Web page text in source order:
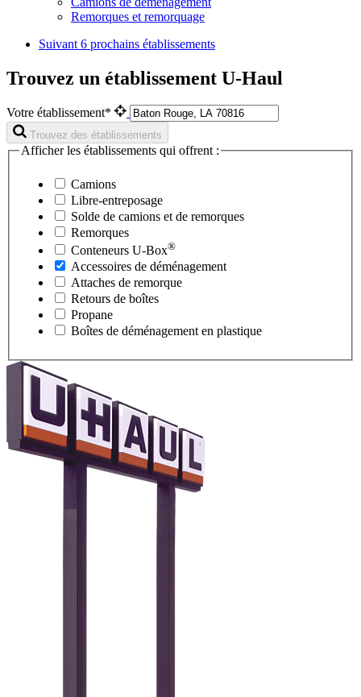
Remorques et remorquage
Suivant 6 prochains établissements
Trouvez un établissement U-Haul
Votre établissement*
Trouvez des établissements
Afficher les établissements qui offrent :
Camions
Libre-entreposage
Solde de camions et de remorques
Remorques
Conteneurs U-Box®
Accessoires de déménagement
Attaches de remorque
Retours de boîtes
Propane
Boîtes de déménagement en plastique